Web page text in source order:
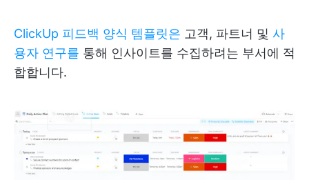
ClickUp 피드백 양식 템플릿은 고객, 파트너 및 사
용자 연구를 통해 인사이트를 수집하려는 부서에 적
합합니다.